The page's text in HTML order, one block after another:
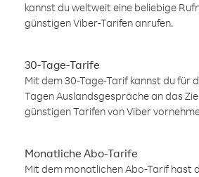
kannst du weltweit eine beliebige
günstigen Viber-Tarifen anrufen.
30-Tage-Tarife
Mit dem 30-Tage-Tarif kannst du für
Tagen Auslandsgespräche an das
günstigen Tarifen von Viber
Monatliche Abo-Tarife
Mit dem monatlichen Abo-Tarif hast